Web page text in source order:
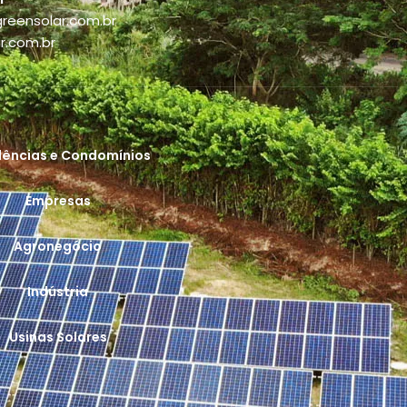
e Condomínios
Empresas
Agronegócio
Indústria
Usinas Solares